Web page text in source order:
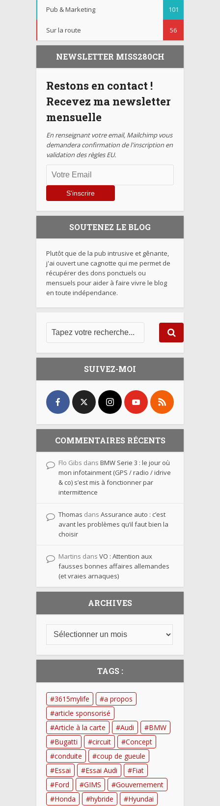
Pub & Marketing 101
Sur la route 56
NEWSLETTER MISS280CH
Restons en contact !
Recevez ma newsletter
mensuelle
En renseignant votre email, Mailchimp vous
demandera confirmation de l'inscription en
validation des règles EU.
SOUTENEZ LE BLOG
Plutôt que de la pub intrusive et gênante,
j'ai ouvert une cagnotte qui me permet de
récupérer des dons ponctuels ou
mensuels pour aider à faire vivre le blog
en toute indépendance.
SUIVEZ-MOI
COMMENTAIRES RÉCENTS
Flo Gibs dans BMW Serie 3 : le jour où
mon infotainment (GPS / radio / idrive
& co) s’est mis à fonctionner par
intermittence
Thomas dans Assurance auto : c’est
avant les problèmes qu’il faut bien la
choisir
Martins dans VO : Attention aux
fausses bonnes affaires allemandes
(et vraies arnaques)
ARCHIVES
TAGS :
3615mylife
a propos
article sponsorisé
Article à la carte
Audi
BMW
Bugatti
circuit
Concept
conduite
coup de gueule
Essai
Essai Audi
Fiat
Ford
GIMS
Gouvernement
Honda
hybride
Hyundai